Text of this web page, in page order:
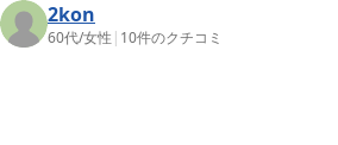
2kon
60代/女性 | 10件のクチコミ